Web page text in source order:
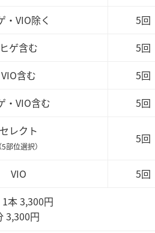
・VIO除く 5回
ヒゲ含む
5回
VIO含む
5回
・VIO含む
5回
セレクト
（5部位選択）
5回
VIO 5回
本 3,300円
3,300円